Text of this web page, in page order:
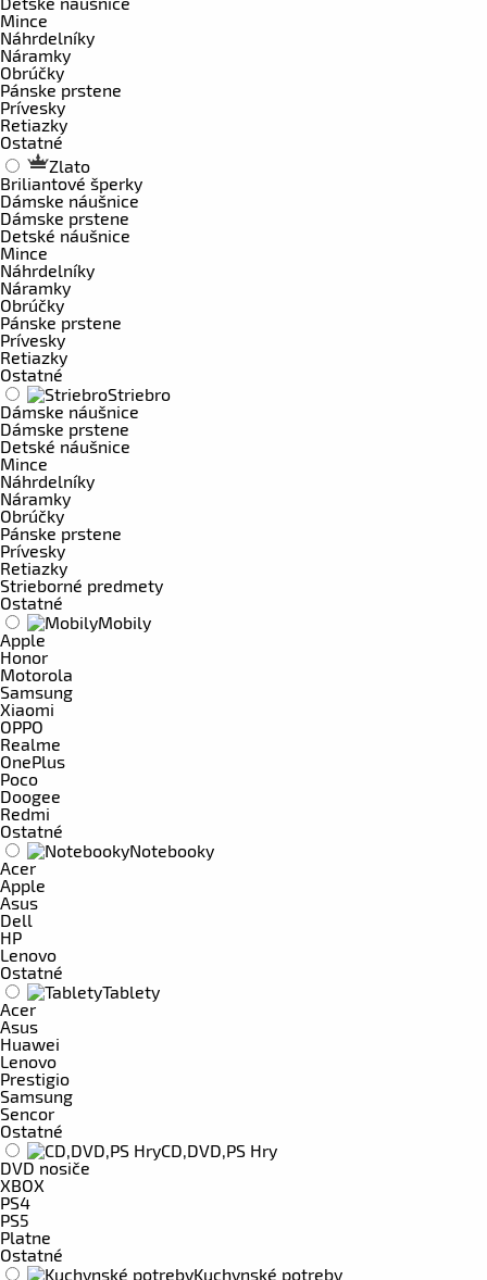
Mince
Náhrdelníky
Náramky
Obrúčky
Pánske prstene
Prívesky
Retiazky
Ostatné
Zlato
Briliantové šperky
Dámske náušnice
Dámske prstene
Detské náušnice
Mince
Náhrdelníky
Náramky
Obrúčky
Pánske prstene
Prívesky
Retiazky
Ostatné
Striebro
Dámske náušnice
Dámske prstene
Detské náušnice
Mince
Náhrdelníky
Náramky
Obrúčky
Pánske prstene
Prívesky
Retiazky
Strieborné predmety
Ostatné
Mobily
Apple
Honor
Motorola
Samsung
Xiaomi
OPPO
Realme
OnePlus
Poco
Doogee
Redmi
Ostatné
Notebooky
Acer
Apple
Asus
Dell
HP
Lenovo
Ostatné
Tablety
Acer
Asus
Huawei
Lenovo
Prestigio
Samsung
Sencor
Ostatné
CD,DVD,PS Hry
DVD nosiče
XBOX
PS4
PS5
Platne
Ostatné
Kuchynské potreby